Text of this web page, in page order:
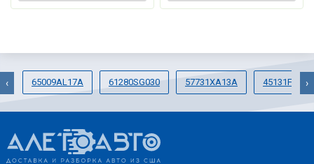
65009AL17A 61280SG030 57731XA13A 45131FG003
‹ ›